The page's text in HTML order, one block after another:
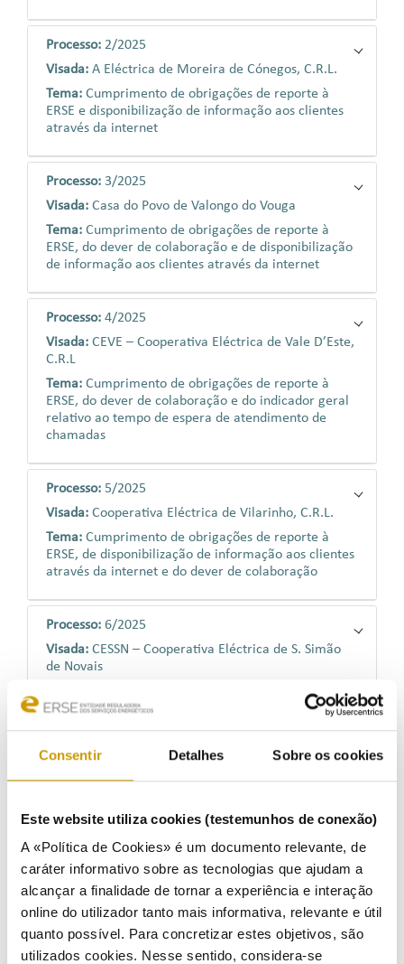
Consentir Detalhes Sobre os cookies
Este website utiliza cookies (testemunhos de conexão)
A «Política de Cookies» é um documento relevante, de
caráter informativo sobre as tecnologias que ajudam a
alcançar a finalidade de tornar a experiência e interação
online do utilizador tanto mais informativa, relevante e útil
quanto possível. Para concretizar estes objetivos, são
utilizados cookies. Nesse sentido, considera-se
Processo: 2/2025
Visada: A Eléctrica de Moreira de Cónegos, C.R.L.
Tema: Cumprimento de obrigações de reporte à
ERSE e disponibilização de informação aos clientes
através da internet
Processo: 3/2025
Visada: Casa do Povo de Valongo do Vouga
Tema: Cumprimento de obrigações de reporte à
ERSE, do dever de colaboração e de disponibilização
de informação aos clientes através da internet
Processo: 4/2025
Visada: CEVE – Cooperativa Eléctrica de Vale D’Este,
C.R.L
Tema: Cumprimento de obrigações de reporte à
ERSE, do dever de colaboração e do indicador geral
relativo ao tempo de espera de atendimento de
chamadas
Processo: 5/2025
Visada: Cooperativa Eléctrica de Vilarinho, C.R.L.
Tema: Cumprimento de obrigações de reporte à
ERSE, de disponibilização de informação aos clientes
através da internet e do dever de colaboração
Processo: 6/2025
Visada: CESSN – Cooperativa Eléctrica de S. Simão
de Novais
Cumprimento de obrigações de reporte à
ERSE
Processo:
Visada:Cooperativa de Electrificação A LORD, C.R.L.
ERSE
Visada:CoopRoriz – Cooperativa de Abastecimento